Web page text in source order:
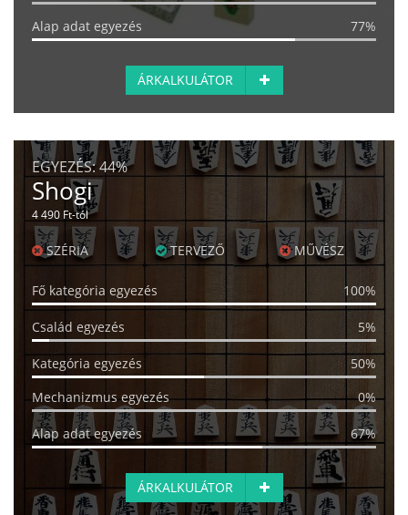
Alap adat egyezés 77%
ÁRKALKULÁTOR
EGYEZÉS:44%
Shogi
4 490 Ft-tól
SZÉRIA TERVEZŐ MŰVÉSZ
Fő kategória egyezés 100%
Család egyezés 5%
Kategória egyezés
50%
Mechanizmus egyezés
0%
Alap adat egyezés 67%
ÁRKALKULÁTOR